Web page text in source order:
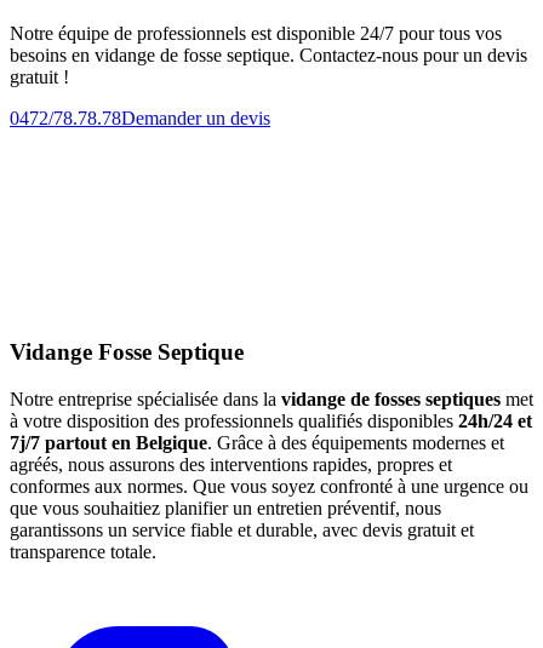
Notre équipe de professionnels est disponible 24/7 pour tous vos
besoins en vidange de fosse septique. Contactez-nous pour un devis
gratuit !
0472/78.78.78Demander un devis
Vidange Fosse Septique
Notre entreprise spécialisée dans la vidange de fosses septiques met
à votre disposition des professionnels qualifiés disponibles 24h/24 et
7j/7 partout en Belgique. Grâce à des équipements modernes et
agréés, nous assurons des interventions rapides, propres et
conformes aux normes. Que vous soyez confronté à une urgence ou
que vous souhaitiez planifier un entretien préventif, nous
garantissons un service fiable et durable, avec devis gratuit et
transparence totale.